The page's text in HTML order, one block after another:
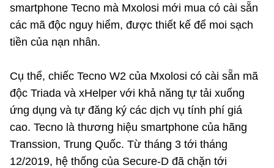
Vietnamese English
BỘ KHOA HỌC VÀ CÔNG NGHỆ
Điều khoản sử dụng Theo dõi MST: Góp ý
Cơ quan chủ quản: Bộ Khoa học và Công nghệ (MST)
Chịu trách nhiệm nội dung: Nguyễn Thị Hải Hằng
smartphone Tecno mà Mxolosi mới mua có cài sẵn
các mã độc nguy hiểm, được thiết kế để moi sạch
tiền của nạn nhân.
Cụ thể, chiếc Tecno W2 của Mxolosi có cài sẵn mã
độc Triada và xHelper với khả năng tự tải xuống
ứng dụng và tự đăng ký các dịch vụ tính phí giá
cao. Tecno là thương hiệu smartphone của hãng
Transsion, Trung Quốc. Từ tháng 3 tới tháng
12/2019, hệ thống của Secure-D đã chặn tới